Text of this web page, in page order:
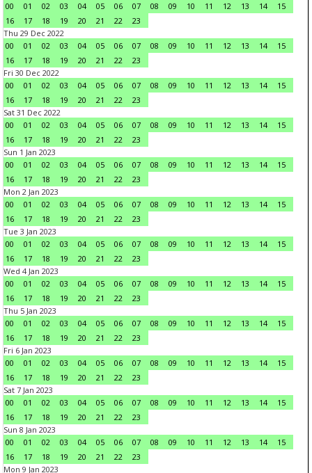
00
01 02 03 04 05 06 07 08 09 10 11 12 13 14
15
16
17 18 19 20 21 22
23
Thu 29 Dec 2022
00
01 02 03 04 05 06 07 08 09 10 11 12 13 14
15
16
17 18 19 20 21 22
23
Fri 30 Dec 2022
00
01 02 03 04 05 06 07 08 09 10 11 12 13 14
15
16
17 18 19 20 21 22
23
Sat 31 Dec 2022
00
01 02 03 04 05 06 07 08 09 10 11 12 13 14
15
16
17 18 19 20 21 22
23
Sun 1 Jan 2023
00
01 02 03 04 05 06 07 08 09 10 11 12 13 14
15
16
17 18 19 20 21 22
23
Mon 2 Jan 2023
00
01 02 03 04 05 06 07 08 09 10 11 12 13 14
15
16
17 18 19 20 21 22
23
Tue 3 Jan 2023
00
01 02 03 04 05 06 07 08 09 10 11 12 13 14
15
16
17 18 19 20 21 22
23
Wed 4 Jan 2023
00
01 02 03 04 05 06 07 08 09 10 11 12 13 14
15
16
17 18 19 20 21 22
23
Thu 5 Jan 2023
00
01 02 03 04 05 06 07 08 09 10 11 12 13 14
15
16
17 18 19 20 21 22
23
Fri 6 Jan 2023
00
01 02 03 04 05 06 07 08 09 10 11 12 13 14
15
16
17 18 19 20 21 22
23
Sat 7 Jan 2023
00
01 02 03 04 05 06 07 08 09 10 11 12 13 14
15
16
17 18 19 20 21 22
23
Sun 8 Jan 2023
00
01 02 03 04 05 06 07 08 09 10 11 12 13 14
15
16
17 18 19 20 21 22
23
Mon 9 Jan 2023